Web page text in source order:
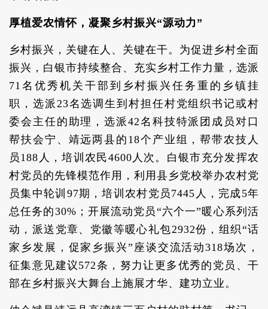
厚植爱农情怀，凝聚乡村振兴“源动力”
乡村振兴，关键在人、关键在干。为促进乡村全面
振兴，白银市持续整合、充实乡村工作力量，选派
71名优秀机关干部到乡村振兴任务重的乡镇挂
职，选派23名选调生到村担任村党组织书记或村
委会主任的助理，选派42名科技特派团成员对口
帮扶会宁、靖远两县的18个产业组，帮带农技人
员188人，培训农民4600人次。白银市充分发挥农
村党员的先锋模范作用，利用县乡党校举办农村党
员集中轮训97期，培训农村党员7445人，完成5年
总任务的30%；开展流动党员“六个一”暖心系列活
动，派送党章、党徽等暖心礼包2932份，组织“话
家乡发展，促家乡振兴”座谈交流活动318场次，
征集意见建议572条，努力让更多优秀的党员、干
部在乡村振兴大舞台上施展才华、建功立业。